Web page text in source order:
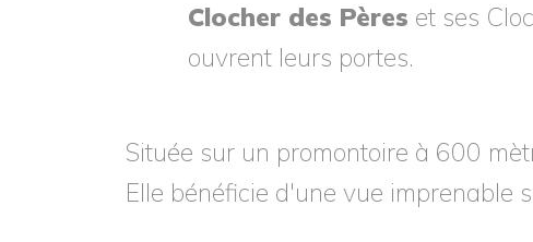
Clocher des Pères et ses
ouvrent leurs portes.
Située sur un promontoire à 600
Elle bénéficie d'une vue imprenable